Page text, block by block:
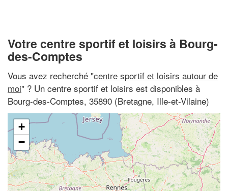
Votre centre sportif et loisirs à Bourg-
des-Comptes
Vous avez recherché "centre sportif et loisirs autour de
moi" ? Un centre sportif et loisirs est disponibles à
Bourg-des-Comptes, 35890 (Bretagne, Ille-et-Vilaine)
+
−